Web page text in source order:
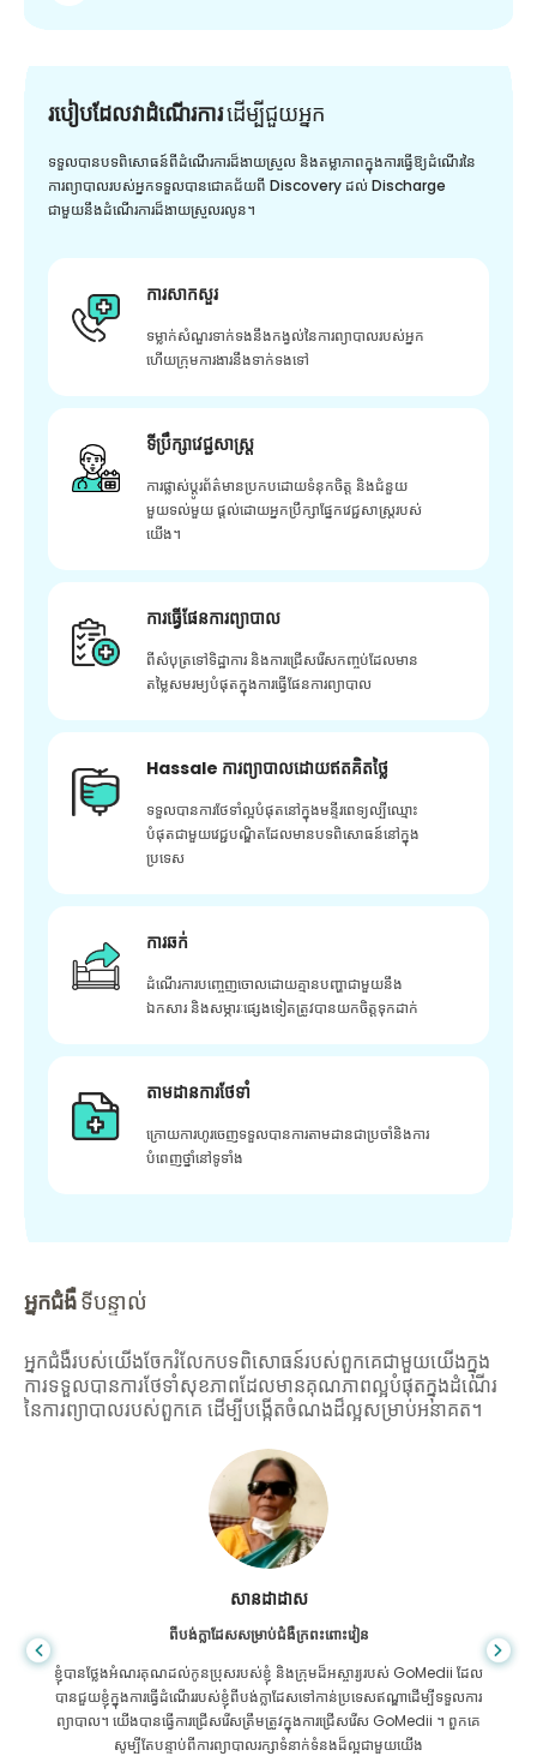
របៀបដែលវាដំណើរការដើម្បី​ជួយ​អ្នក
ទទួលបានបទពិសោធន៍ពីដំណើរការដ៏ងាយស្រួល និងតម្លាភាពក្នុងការធ្វើឱ្យដំណើរនៃ
ការព្យាបាលរបស់អ្នកទទួលបានជោគជ័យពី Discovery ដល់ Discharge
ជាមួយនឹងដំណើរការដ៏ងាយស្រួលរលូន។
ការសាកសួរ
ទម្លាក់សំណួរទាក់ទងនឹងកង្វល់នៃការព្យាបាលរបស់អ្នក
ហើយក្រុមការងារនឹងទាក់ទងទៅ
ទីប្រឹក្សាវេជ្ជសាស្ត្រ
ការផ្លាស់ប្តូរព័ត៌មានប្រកបដោយទំនុកចិត្ត និងជំនួយ
មួយទល់មួយ ផ្តល់ដោយអ្នកប្រឹក្សាផ្នែកវេជ្ជសាស្រ្តរបស់
យើង។
ការធ្វើផែនការព្យាបាល
ពីសំបុត្រទៅទិដ្ឋាការ និងការជ្រើសរើសកញ្ចប់ដែលមាន
តម្លៃសមរម្យបំផុតក្នុងការធ្វើផែនការព្យាបាល
Hassale ការព្យាបាលដោយឥតគិតថ្លៃ
ទទួលបានការថែទាំល្អបំផុតនៅក្នុងមន្ទីរពេទ្យល្បីឈ្មោះ
បំផុតជាមួយវេជ្ជបណ្ឌិតដែលមានបទពិសោធន៍នៅក្នុង
ប្រទេស
ការឆក់
ដំណើរការបញ្ចេញចោលដោយគ្មានបញ្ហាជាមួយនឹង
ឯកសារ និងសម្ភារៈផ្សេងទៀតត្រូវបានយកចិត្តទុកដាក់
តាមដានការថែទាំ
ក្រោយ​ការ​ហូរ​ចេញ​ទទួល​បាន​ការ​តាមដាន​ជា​ប្រចាំ​និង​ការ​
បំពេញ​ថ្នាំ​នៅ​ទូទាំង​
អ្នកជំងឺទីបន្ទាល់
អ្នកជំងឺរបស់យើងចែករំលែកបទពិសោធន៍របស់ពួកគេជាមួយយើងក្នុង
ការទទួលបានការថែទាំសុខភាពដែលមានគុណភាពល្អបំផុតក្នុងដំណើរ
នៃការព្យាបាលរបស់ពួកគេ ដើម្បីបង្កើតចំណងដ៏ល្អសម្រាប់អនាគត។
សានដាដាស
ពីបង់ក្លាដែសសម្រាប់ជំងឺក្រពះពោះវៀន
ខ្ញុំបានថ្លែងអំណរគុណដល់កូនប្រុសរបស់ខ្ញុំ និងក្រុមដ៏អស្ចារ្យរបស់ GoMedii ដែល
បានជួយខ្ញុំក្នុងការធ្វើដំណើររបស់ខ្ញុំពីបង់ក្លាដែសទៅកាន់ប្រទេសឥណ្ឌាដើម្បីទទួលការ
ព្យាបាល។ យើងបានធ្វើការជ្រើសរើសត្រឹមត្រូវក្នុងការជ្រើសរើស GoMedii ។ ពួកគេ
សូម្បីតែបន្ទាប់ពីការព្យាបាលរក្សាទំនាក់ទំនងដ៏ល្អជាមួយយើង